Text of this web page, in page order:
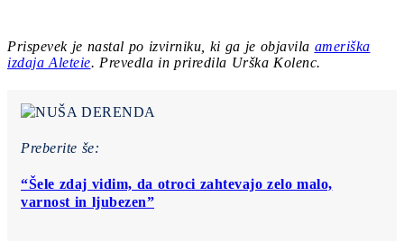
Prispevek je nastal po izvirniku, ki ga je objavila ameriška
izdaja Aleteie. Prevedla in priredila Urška Kolenc.
Preberite še:
“Šele zdaj vidim, da otroci zahtevajo zelo malo,
varnost in ljubezen”